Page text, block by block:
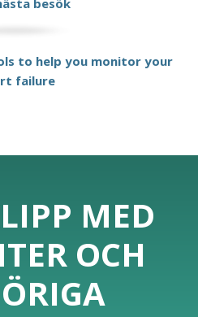
besök
to help you monitor your
failure
MED
OCH